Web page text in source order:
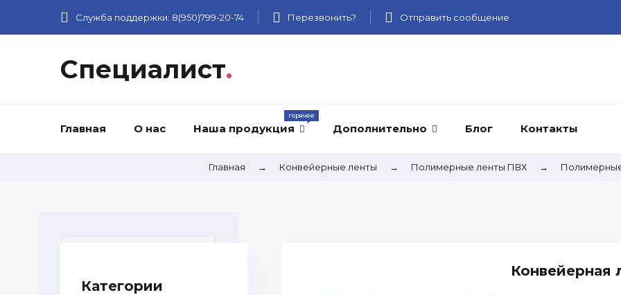
Служба поддержки: 8(950)799-20-74 Перезвонить? Отправить сообщение
Специалист.
Главная О нас Наша продукция Дополнительно Блог Контакты
Главная → Конвейерные ленты → Полимерные ленты ПВХ →
Конвейерная
Категории